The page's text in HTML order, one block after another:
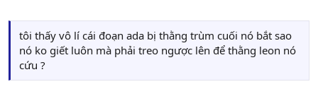
tôi thấy vô lí cái đoạn ada bị thằng trùm cuối nó bắt sao
nó ko giết luôn mà phải treo ngược lên để thằng leon nó
cứu ?